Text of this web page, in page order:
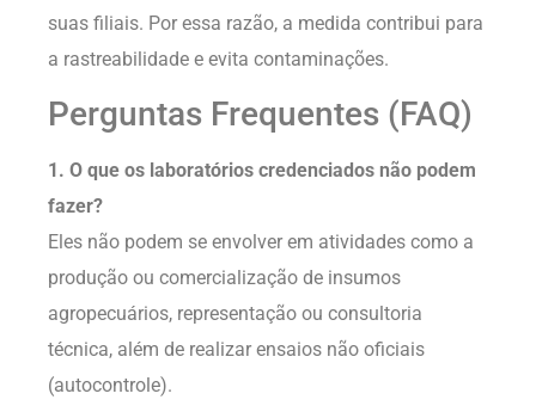
suas filiais. Por essa razão, a medida contribui para
a rastreabilidade e evita contaminações.
Perguntas Frequentes (FAQ)
1. O que os laboratórios credenciados não podem
fazer?
Eles não podem se envolver em atividades como a
produção ou comercialização de insumos
agropecuários, representação ou consultoria
técnica, além de realizar ensaios não oficiais
(autocontrole).